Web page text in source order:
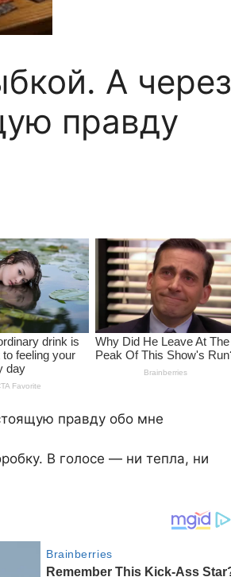
А через
правду
правду обо мне
В голосе — ни тепла, ни